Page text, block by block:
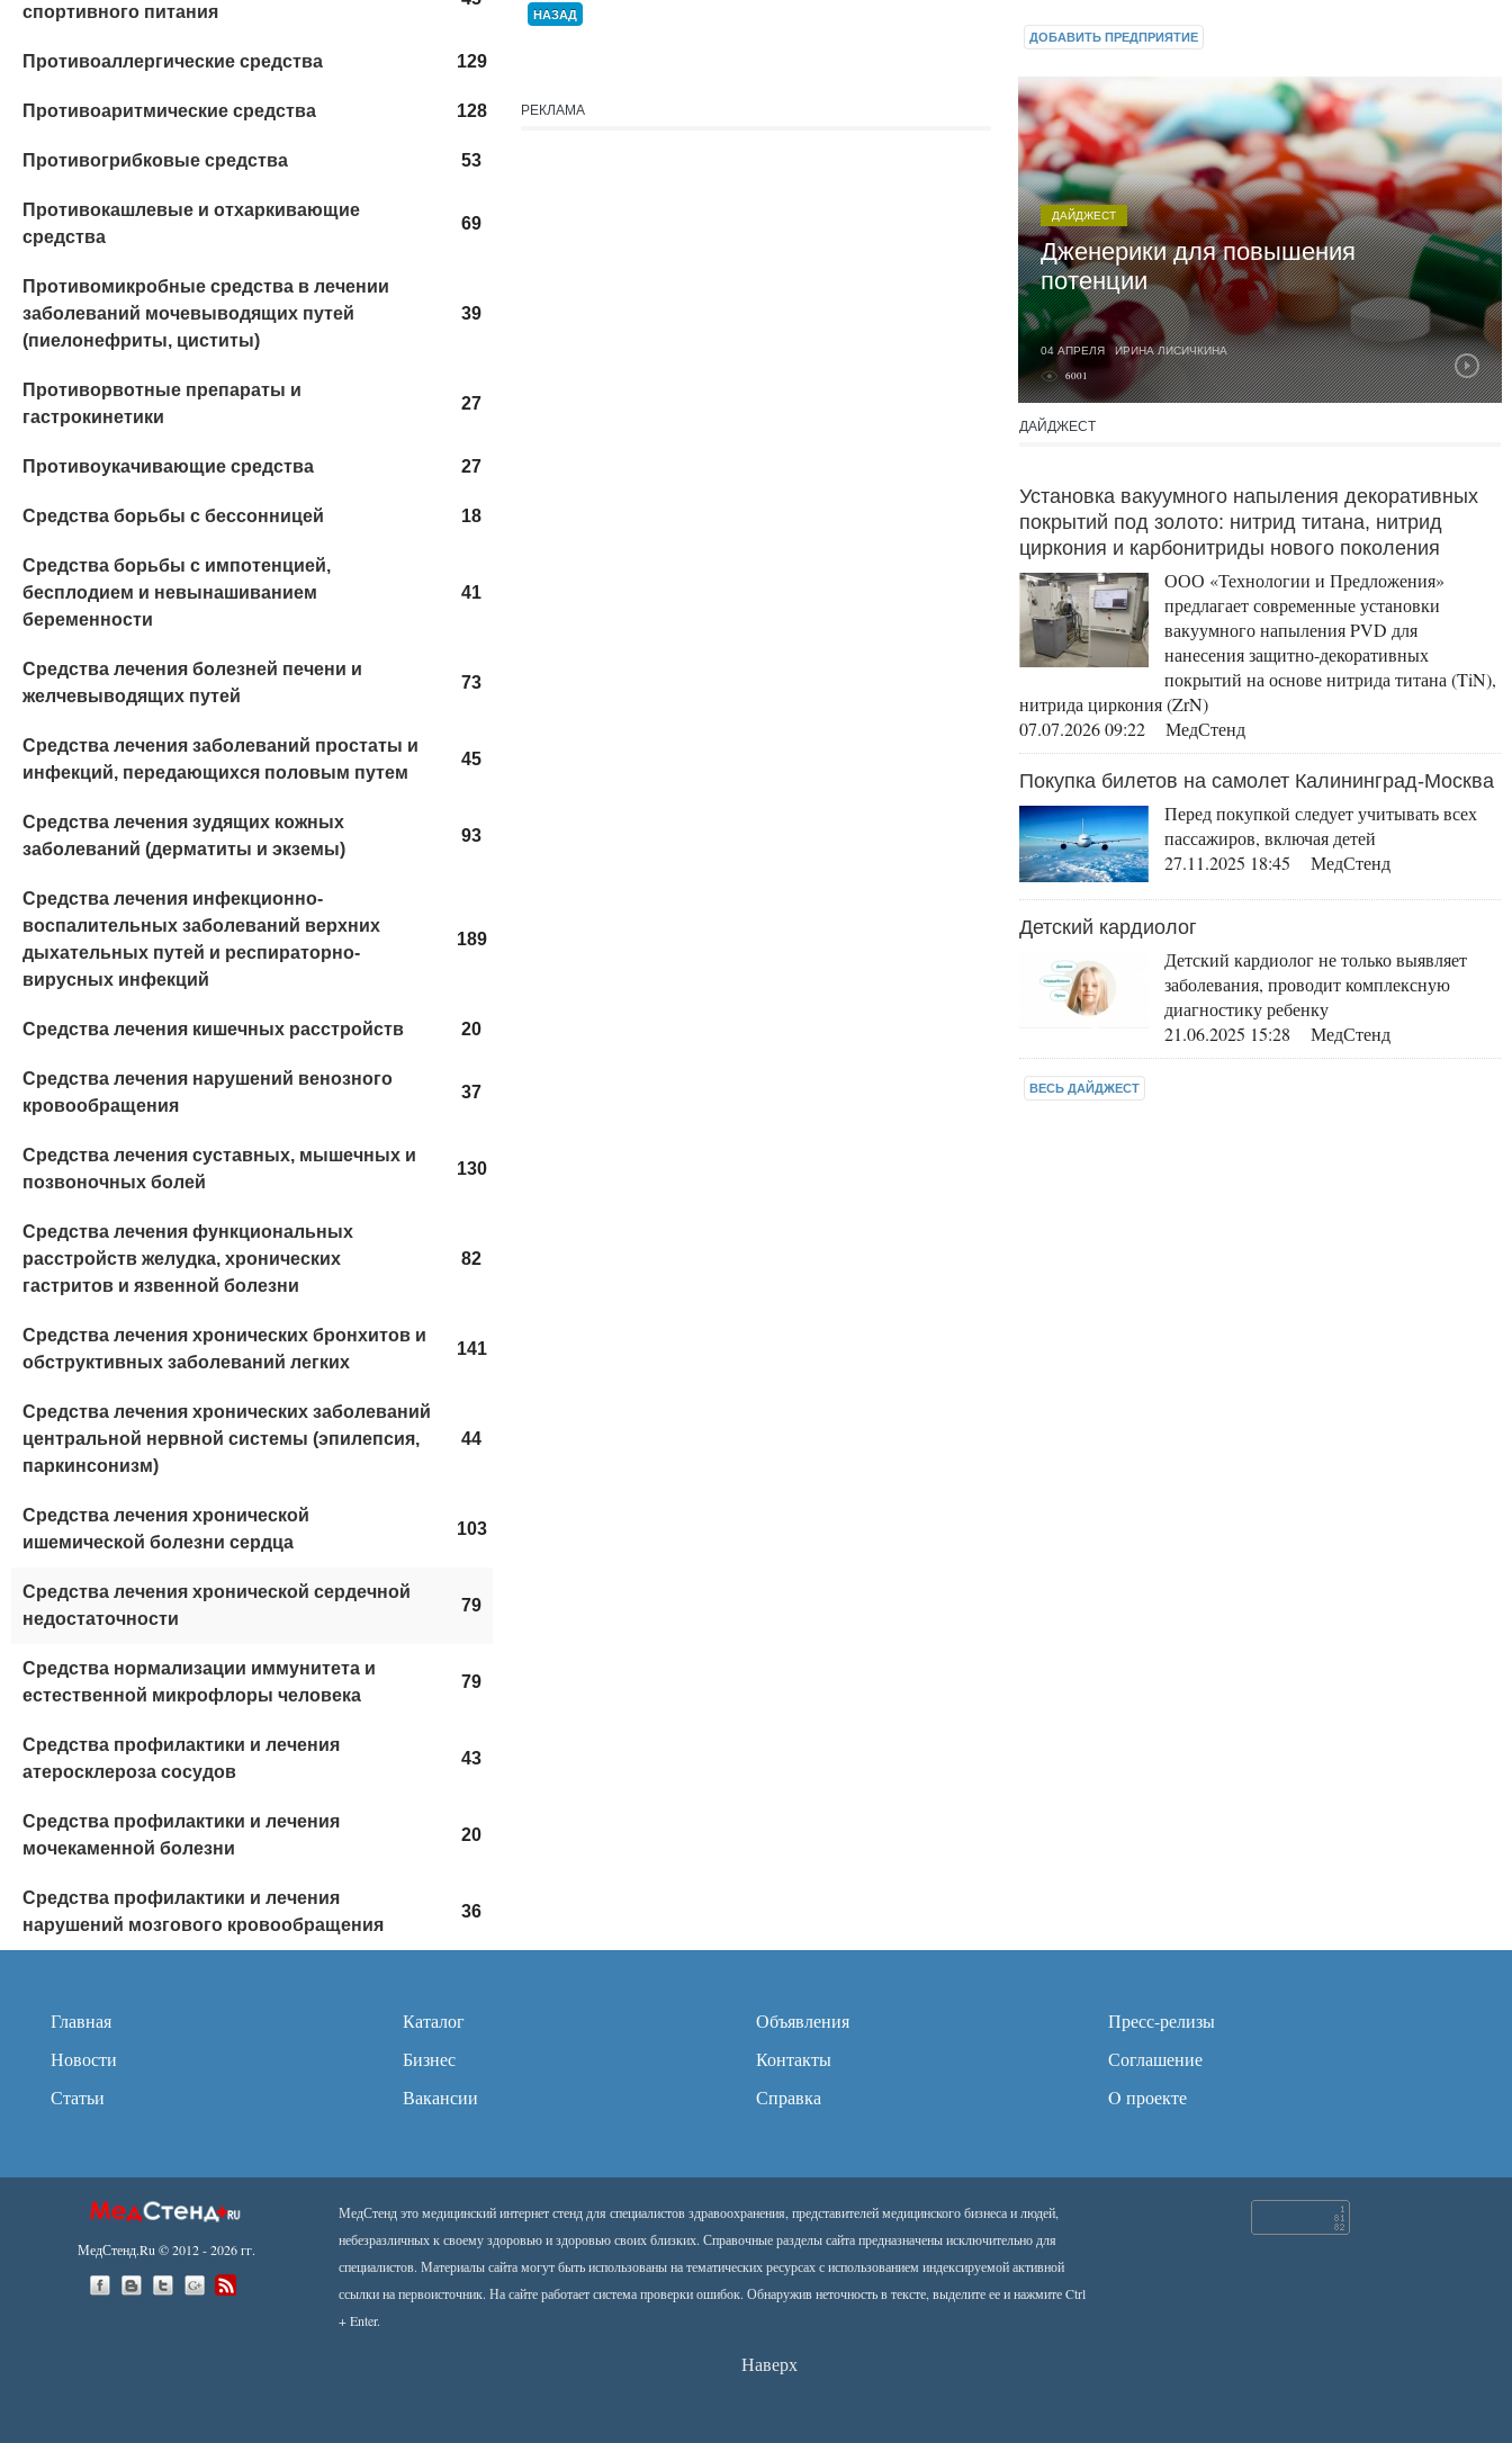
спортивного питания
Противоаллергические средства 129
Противоаритмические средства 128
Противогрибковые средства 53
Противокашлевые и отхаркивающие
средства
69
Противомикробные средства в лечении
заболеваний мочевыводящих путей
(пиелонефриты, циститы)
39
Противорвотные препараты и
гастрокинетики
27
Противоукачивающие средства 27
Средства борьбы с бессонницей 18
Средства борьбы с импотенцией,
бесплодием и невынашиванием
беременности
41
Средства лечения болезней печени и
желчевыводящих путей
73
Средства лечения заболеваний простаты и
инфекций, передающихся половым путем
45
Средства лечения зудящих кожных
заболеваний (дерматиты и экземы)
93
Средства лечения инфекционно-
воспалительных заболеваний верхних
дыхательных путей и респираторно-
вирусных инфекций
189
Средства лечения кишечных расстройств 20
Средства лечения нарушений венозного
кровообращения
37
Средства лечения суставных, мышечных и
позвоночных болей
130
Средства лечения функциональных
расстройств желудка, хронических
гастритов и язвенной болезни
82
Средства лечения хронических бронхитов и
обструктивных заболеваний легких
141
Средства лечения хронических заболеваний
центральной нервной системы (эпилепсия,
паркинсонизм)
44
Средства лечения хронической
ишемической болезни сердца
103
Средства лечения хронической сердечной
недостаточности
79
Средства нормализации иммунитета и
естественной микрофлоры человека
79
Средства профилактики и лечения
атеросклероза сосудов
43
Средства профилактики и лечения
мочекаменной болезни
20
Средства профилактики и лечения
нарушений мозгового кровообращения
36
НАЗАД
РЕКЛАМА
ДОБАВИТЬ ПРЕДПРИЯТИЕ
ДАЙДЖЕСТ
Дженерики для повышения
потенции
04 АПРЕЛЯ ИРИНА ЛИСИЧКИНА
6001
Дженерики – аналоги запатентованного лекарственного
средства
ДАЙДЖЕСТ
Установка вакуумного напыления декоративных
покрытий под золото: нитрид титана, нитрид
циркония и карбонитриды нового поколения
ООО «Технологии и Предложения»
предлагает современные установки
вакуумного напыления PVD для
нанесения защитно-декоративных
покрытий на основе нитрида титана (TiN),
нитрида циркония (ZrN)
07.07.2026 09:22 МедСтенд
Покупка билетов на самолет Калининград-Москва
Перед покупкой следует учитывать всех
пассажиров, включая детей
27.11.2025 18:45 МедСтенд
Детский кардиолог
Детский кардиолог не только выявляет
заболевания, проводит комплексную
диагностику ребенку
21.06.2025 15:28 МедСтенд
ВЕСЬ ДАЙДЖЕСТ
Главная
Новости
Статьи
Каталог
Бизнес
Вакансии
Объявления
Контакты
Справка
Пресс-релизы
Соглашение
O проекте
МедСтенд.Ru © 2012 - 2026 гг.
МедСтенд это медицинский интернет стенд для специалистов здравоохранения, представителей медицинского бизнеса и людей,
небезразличных к своему здоровью и здоровью своих близких. Справочные разделы сайта предназначены исключительно для
специалистов. Материалы сайта могут быть использованы на тематических ресурсах с использованием индексируемой активной
ссылки на первоисточник. На сайте работает система проверки ошибок. Обнаружив неточность в тексте, выделите ее и нажмите Ctrl
+ Enter.
Наверх